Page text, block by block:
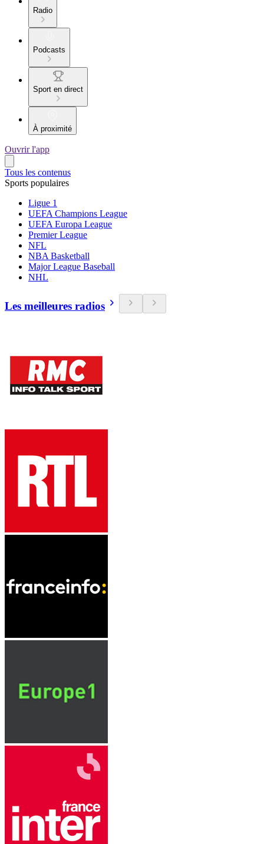
Radio
Podcasts
Sport en direct
À proximité
Ouvrir l'app
Tous les contenus
Sports populaires
Ligue 1
UEFA Champions League
UEFA Europa League
Premier League
NFL
NBA Basketball
Major League Baseball
NHL
Les meilleures radios